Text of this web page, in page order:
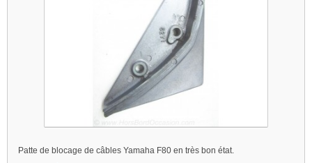
Patte de blocage de câbles Yamaha F80 en très bon état.